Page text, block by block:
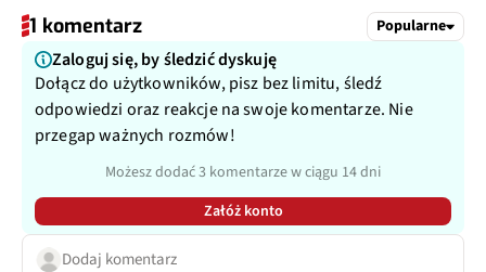
1 komentarz Popularne
Zaloguj się, by śledzić dyskuję
Dołącz do użytkowników, pisz bez limitu, śledź
odpowiedzi oraz reakcje na swoje komentarze. Nie
przegap ważnych rozmów!
Możesz dodać 3 komentarze w ciągu 14 dni
Załóż konto
Dodaj komentarz